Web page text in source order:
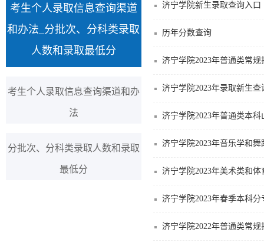
考生个人录取信息查询渠道
和办法_分批次、分科类录取
人数和录取最低分
考生个人录取信息查询渠道和办
法
分批次、分科类录取人数和录取
最低分
济宁学院新生录取查询入口
历年分数查询
济宁学院2023年普通类常
济宁学院2023年录取新生查
济宁学院2023年普通类本
济宁学院2023年音乐学和
济宁学院2023年美术类和
济宁学院2023年春季本科
济宁学院2022年普通类常